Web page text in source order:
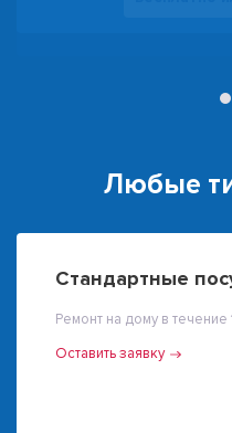
Любые
Стандартные
Ремонт на дому в течение
Оставить заявку